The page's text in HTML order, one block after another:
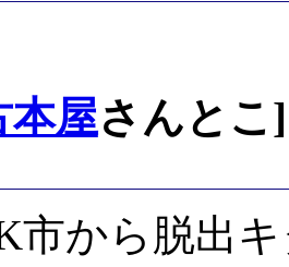
本屋さんとこ
市から脱出